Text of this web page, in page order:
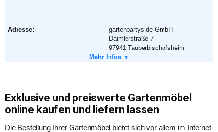
Adresse:
gartenpartys.de GmbH
Daimlerstraße 7
97941 Tauberbischofsheim
0 93 41 - 92 10 55
Weiterführende Informationen: Blog, AGB
Mehr Infos ▼
Exklusive und preiswerte Gartenmöbel
online kaufen und liefern lassen
Die Bestellung Ihrer Gartenmöbel bietet sich vor allem im Internet